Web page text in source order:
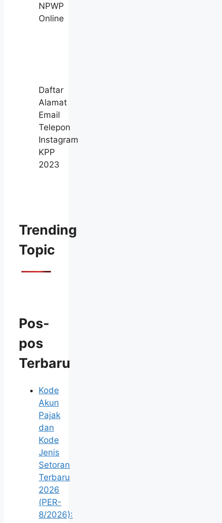
NPWP
Online
Daftar
Alamat
Email
Telepon
Instagram
KPP
2023
Trending
Topic
Pos-
pos
Terbaru
Kode
Akun
Pajak
dan
Kode
Jenis
Setoran
Terbaru
2026
(PER-
8/2026):